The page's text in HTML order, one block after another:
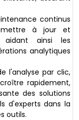
continus
mettre à jour et
aidant ainsi les
analytiques
l'analyse par clic,
rapidement,
des solutions
d'experts dans la
outils.